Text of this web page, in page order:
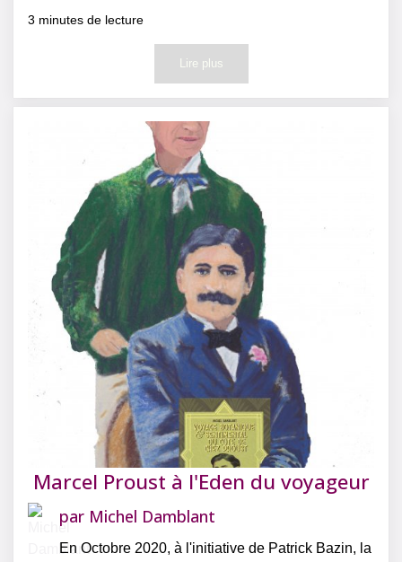
3 minutes de lecture
Lire plus
Marcel Proust à l'Eden du voyageur
par Michel Damblant
En Octobre 2020, à l'initiative de Patrick Bazin, la